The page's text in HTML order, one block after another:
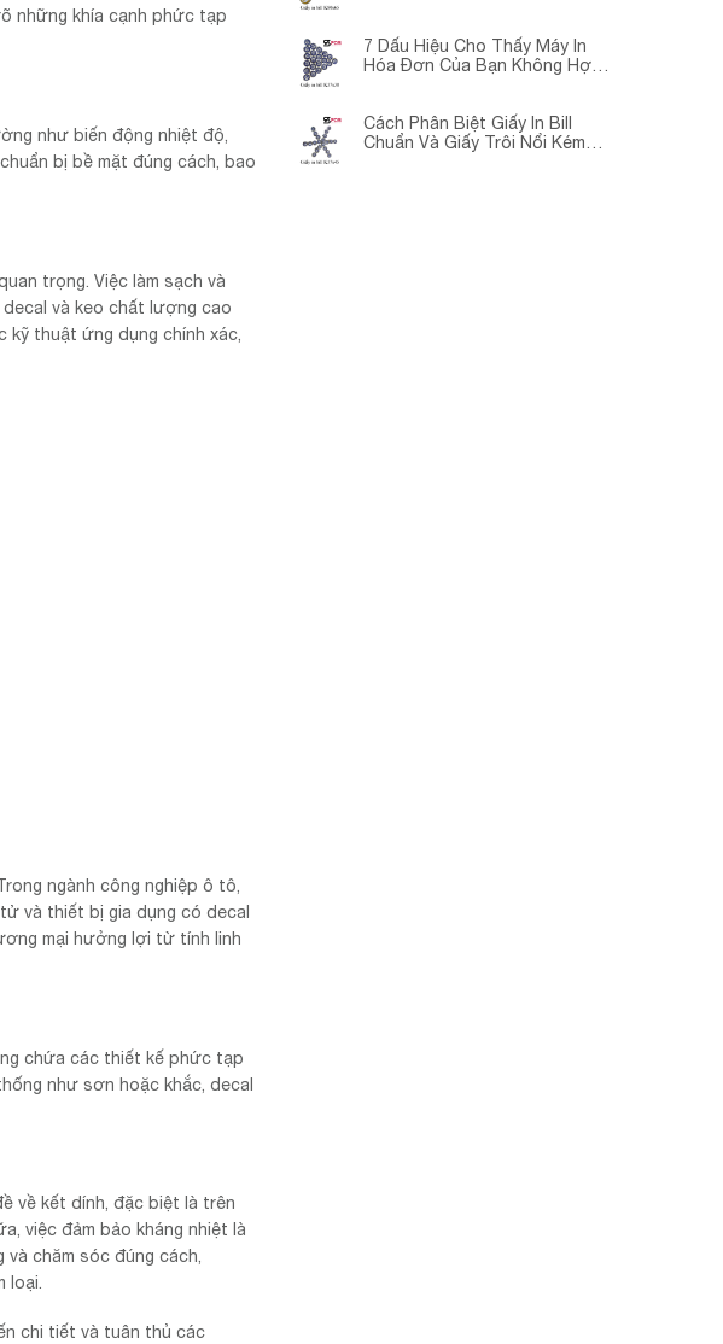
những khía cạnh phức tạp
như biến động nhiệt độ,
bị bề mặt đúng cách, bao
trọng. Việc làm sạch và
và keo chất lượng cao
thuật ứng dụng chính xác,
ngành công nghiệp ô tô,
và thiết bị gia dụng có decal
mại hưởng lợi từ tính linh
chứa các thiết kế phức tạp
như sơn hoặc khắc, decal
về kết dính, đặc biệt là trên
việc đảm bảo kháng nhiệt là
chăm sóc đúng cách,
loại.
chi tiết và tuân thủ các
7 Dấu Hiệu Cho Thấy Máy In
Hóa Đơn Của Bạn Không Hợp
Cách Phân Biệt Giấy In Bill
Chuẩn Và Giấy Trôi Nổi Kém